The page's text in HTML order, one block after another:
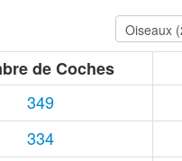
de Coches
349
334